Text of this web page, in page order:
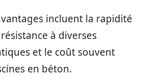
incluent la rapidité
à diverses
et le coût souvent
en béton.